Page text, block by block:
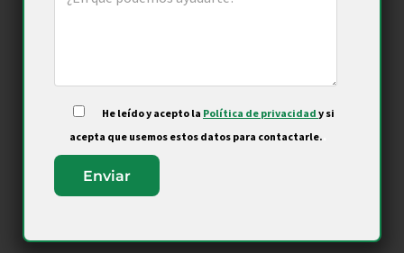
He leído y acepto la Política de privacidady si
acepta que usemos estos datos para contactarle.